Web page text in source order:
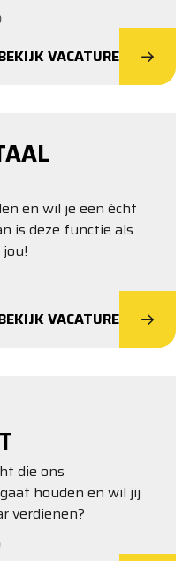
VACATURE
en wil je een écht
is deze functie als
VACATURE
die ons
houden en wil jij
verdienen?